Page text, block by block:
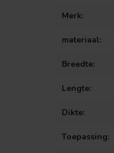
Merk:
materiaal:
Breedte:
Lengte:
Dikte:
Toepassing: